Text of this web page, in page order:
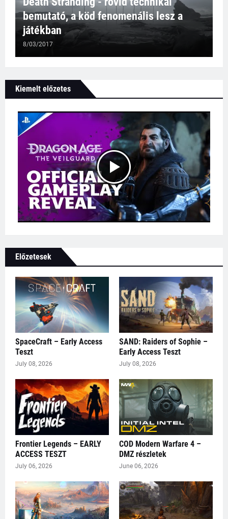
bemutató, a köd fenomenális lesz a
játékban
8/03/2017
Kiemelt előzetes
Előzetesek
SpaceCraft – Early Access
Teszt
July 08, 2026
SAND: Raiders of Sophie –
Early Access Teszt
July 08, 2026
Frontier Legends – EARLY
ACCESS TESZT
July 06, 2026
COD Modern Warfare 4 –
DMZ részletek
June 06, 2026